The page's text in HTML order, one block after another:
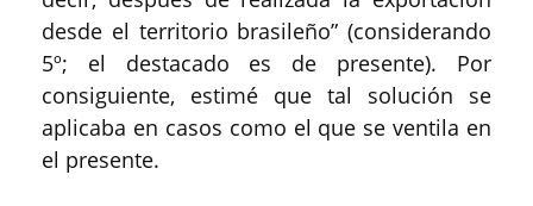
desde el territorio brasileño” (considerando
5º; el destacado es de presente). Por
consiguiente, estimé que tal solución se
aplicaba en casos como el que se ventila en
el presente.